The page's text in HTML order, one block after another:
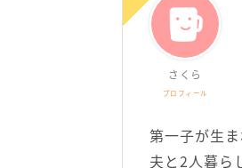
さくら
プロフィール
第一子が生
夫と2人暮ら